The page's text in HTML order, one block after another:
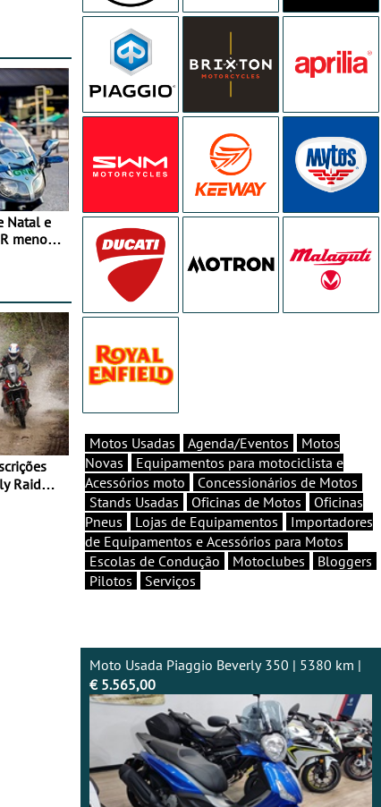
Natal e
menos
Raid
Motos Usadas Agenda/Eventos
Motos
Novas
Equipamentos para motociclista e
Acessórios moto
Concessionários de Motos
Stands Usadas
Oficinas de Motos
Oficinas
Pneus
Lojas de Equipamentos
Importadores
de Equipamentos e Acessórios para Motos
Escolas de Condução
Motoclubes
Bloggers
Pilotos
Serviços
Moto Usada Piaggio Beverly 350 | 5380 km |
€ 5.565,00